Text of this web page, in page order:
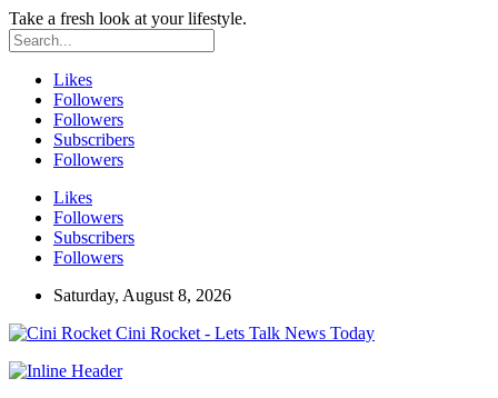
Take a fresh look at your lifestyle.
Likes
Followers
Followers
Subscribers
Followers
Likes
Followers
Subscribers
Followers
Saturday, August 8, 2026
Cini Rocket - Lets Talk News Today